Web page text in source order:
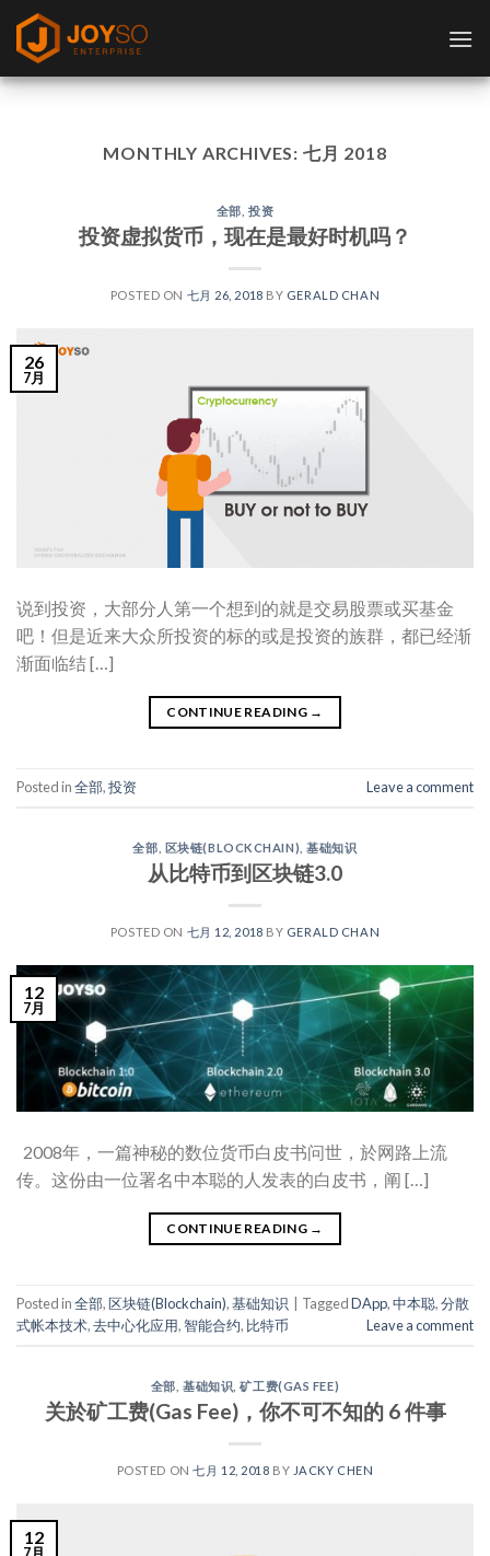
Skip
content
MONTHLY ARCHIVES: 七月 2018
全部 ,投资
投资虚拟货币，现在是最好时机吗？
POSTED ON 七月 26, 2018 BY GERALD CHAN
26
7月
说到投资，大部分人第一个想到的就是交易股票或买基金
吧！但是近来大众所投资的标的或是投资的族群，都已经渐
渐面临结 […]
CONTINUE READING →
Posted in全部,投资 Leave a comment
全部 区块链(BLOCKCHAIN) ,基础知识
从比特币到区块链3.0
POSTED ON 七月 12, 2018 BY GERALD CHAN
12
7月
2008年，一篇神秘的数位货币白皮书问世，於网路上流
传。这份由一位署名中本聪的人发表的白皮书，阐 […]
CONTINUE READING →
Posted in全部,区块链(Blockchain),基础知识 TaggedDApp,中本聪,分散
式帐本技术,去中心化应用,智能合约, 比特币 Leave a comment
全部 ,基础知识 ,矿工费(GAS FEE)
关於矿工费(Gas Fee)，你不可不知的 6 件事
POSTED ON七月 12, 2018 BY JACKY CHEN
12